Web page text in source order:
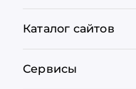
Каталог сайтов
Сервисы